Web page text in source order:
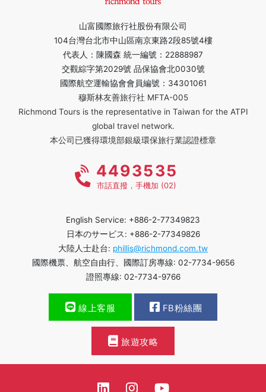
山富國際旅行社股份有限公司
104台灣台北市中山區南京東路2段85號4樓
代表人：陳國森 統一編號：22888987
交觀綜字第2029號 品保協會北0030號
國際航空運輸協會會員編號：34301061
穆斯林友善旅行社 MFTA-005
Richmond Tours is the representative in Taiwan for the ATPI
global travel network.
本公司已獲得環境部銀級環保旅行業認證標章
4493535
市話直撥，手機加 (02)
English Service: +886-2-77349823
日本のサービス: +886-2-77349826
大陸人士赴台: phillis@richmond.com.tw
國際機票、航空自由行、國際訂房專線: 02-7734-9656
證照專線: 02-7734-9766
線上客服 FB粉絲團
旅遊攻略